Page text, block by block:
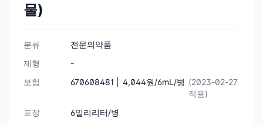
물)
분류
전문의약품
제형
-
보험
670608481 | 4,044원/6mL/병 (2023-02-27
적용)
포장
6밀리리터/병